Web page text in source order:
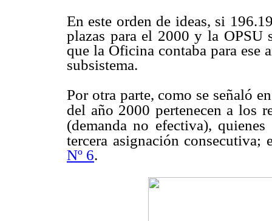
En este orden de ideas, si
plazas para el 2000 y la OPSU
que la Oficina contaba para ese
subsistema.
Por otra parte, como se señaló
del año 2000 pertenecen a los
(demanda no efectiva),
tercera asignación consecutiva;
Nº 6.